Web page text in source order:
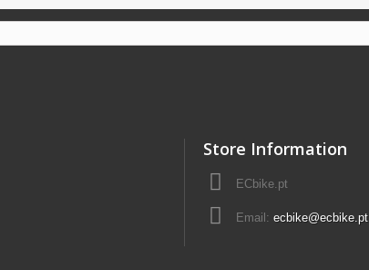
Store Information
ECbike.pt
Email: ecbike@ecbike.pt